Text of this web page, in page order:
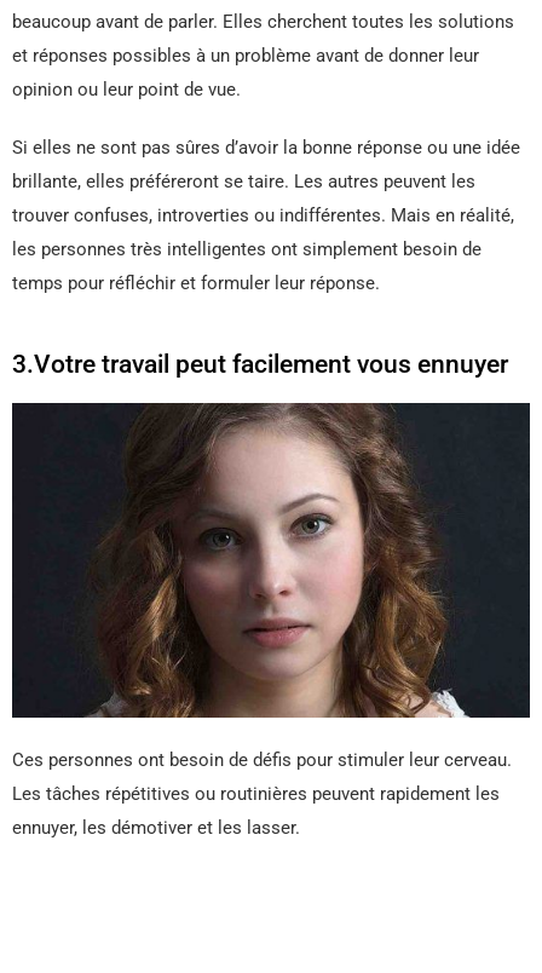
beaucoup avant de parler. Elles cherchent toutes les solutions
et réponses possibles à un problème avant de donner leur
opinion ou leur point de vue.
Si elles ne sont pas sûres d’avoir la bonne réponse ou une idée
brillante, elles préféreront se taire. Les autres peuvent les
trouver confuses, introverties ou indifférentes. Mais en réalité,
les personnes très intelligentes ont simplement besoin de
temps pour réfléchir et formuler leur réponse.
3.Votre travail peut facilement vous ennuyer
Ces personnes ont besoin de défis pour stimuler leur cerveau.
Les tâches répétitives ou routinières peuvent rapidement les
ennuyer, les démotiver et les lasser.